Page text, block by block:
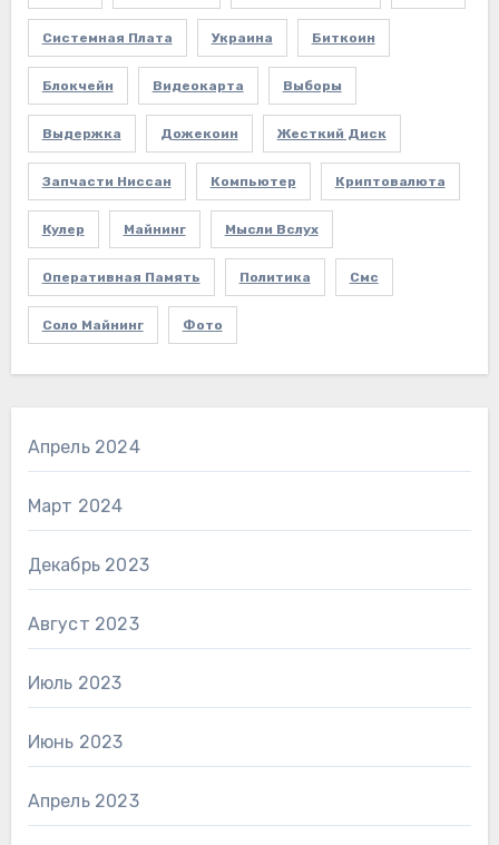
Системная Плата Украина Биткоин
Блокчейн Видеокарта Выборы
Выдержка Дожекоин Жесткий Диск
Запчасти Ниссан Компьютер Криптовалюта
Кулер Майнинг Мысли Вслух
Оперативная Память Политика Смс
Соло Майнинг Фото
Апрель 2024
Март 2024
Декабрь 2023
Август 2023
Июль 2023
Июнь 2023
Апрель 2023